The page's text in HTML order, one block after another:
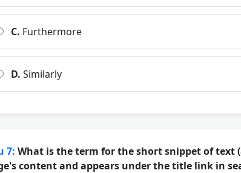
C. Furthermore
D. Similarly
7: What is the term for the short snippet of text
content and appears under the title link in